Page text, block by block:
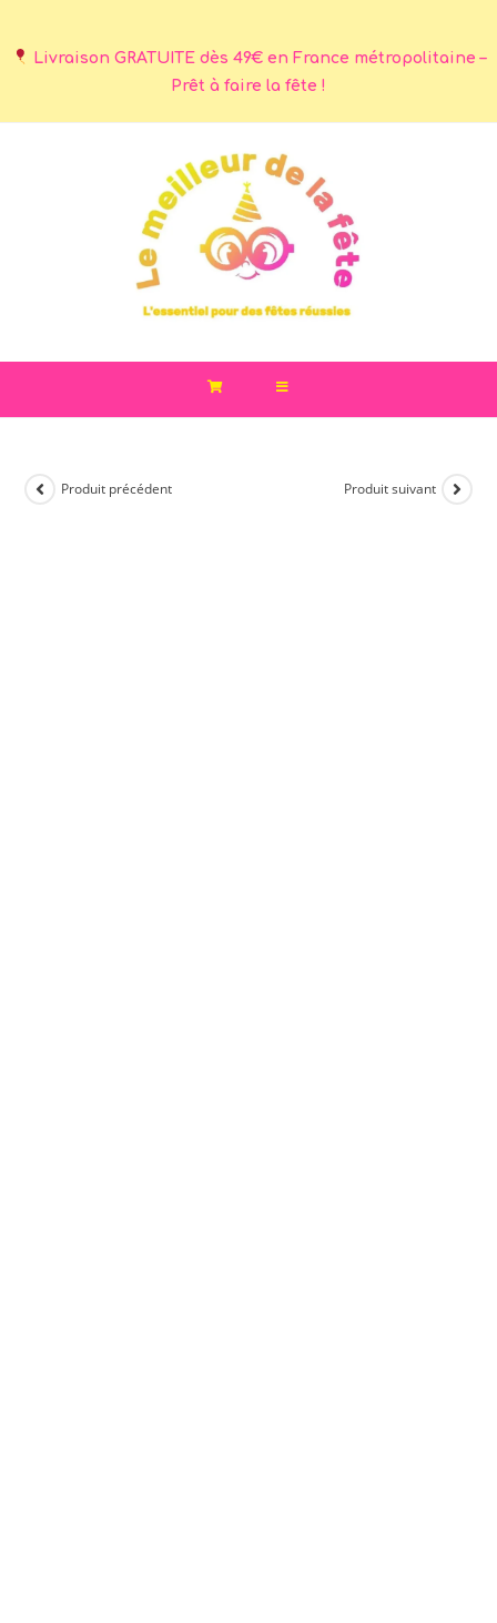
Livraison GRATUITE dès 49€ en France métropolitaine –
Prêt à faire la fête !
Produit précédent Produit suivant